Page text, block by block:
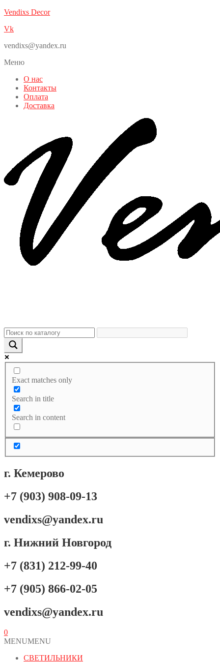
Vendixs Decor
Vk
vendixs@yandex.ru
Меню
О нас
Контакты
Оплата
Доставка
Exact matches only
Search in title
Search in content
г. Кемерово
+7 (903) 908-09-13
vendixs@yandex.ru
г. Нижний Новгород
+7 (831) 212-99-40
+7 (905) 866-02-05
vendixs@yandex.ru
0
MENUMENU
СВЕТИЛЬНИКИ